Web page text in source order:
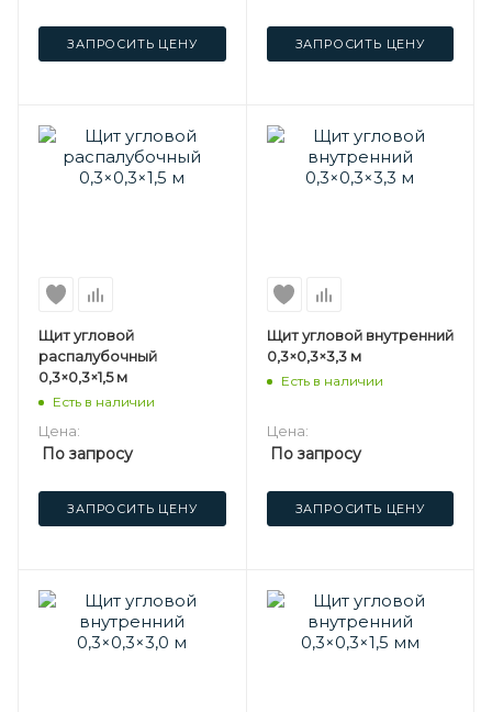
ЗАПРОСИТЬ ЦЕНУ ЗАПРОСИТЬ ЦЕНУ
Щит угловой
распалубочный
0,3×0,3×1,5 м
Есть в наличии
Цена:
По запросу
ЗАПРОСИТЬ ЦЕНУ
Щит угловой внутренний
0,3×0,3×3,3 м
Есть в наличии
Цена:
По запросу
ЗАПРОСИТЬ ЦЕНУ